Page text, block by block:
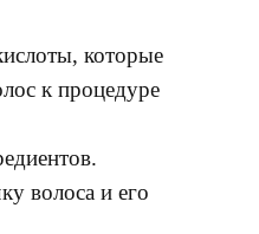
которые
к процедуре
волоса и его